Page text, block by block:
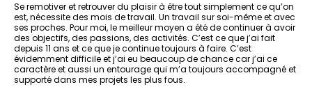
Se remotiver et retrouver du plaisir à être tout simplement ce qu’on
est, nécessite des mois de travail. Un travail sur soi-même et avec
ses proches. Pour moi, le meilleur moyen a été de continuer à avoir
des objectifs, des passions, des activités. C’est ce que j’ai fait
depuis 11 ans et ce que je continue toujours à faire. C’est
évidemment difficile et j’ai eu beaucoup de chance car j’ai ce
caractère et aussi un entourage qui m’a toujours accompagné et
supporté dans mes projets les plus fous.